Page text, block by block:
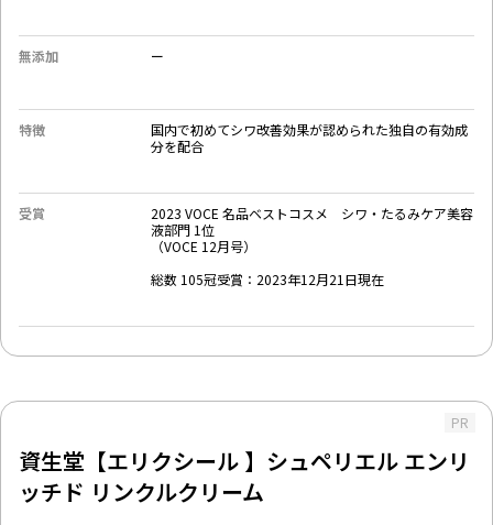
無添加 ー
特徴
国内で初めてシワ改善効果が認められた独自の有効成
分を配合
受賞
2023 VOCE 名品ベストコスメ シワ・たるみケア美容
液部門 1位
（VOCE 12月号）
総数 105冠受賞：2023年12月21日現在
PR
資生堂【エリクシール 】シュペリエル エンリ
ッチド リンクルクリーム